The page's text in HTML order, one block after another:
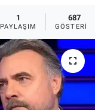
1
PAYLAŞIM
687
GÖSTERIM